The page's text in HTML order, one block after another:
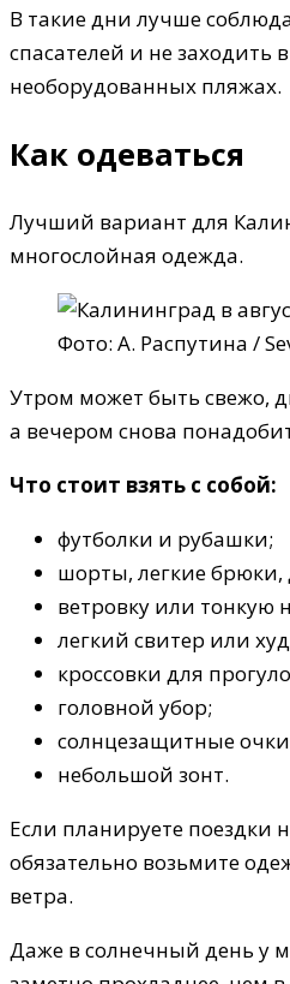
В такие дни лучше
спасателей и не заходить
необорудованных пляжах.
Как одеваться
Лучший вариант для
многослойная одежда.
Фото: А. Распутина /
Утром может быть свежо,
а вечером снова
Что стоит взять с собой:
футболки и рубашки;
шорты, легкие
ветровку или тонкую
легкий свитер или
кроссовки для
головной убор;
солнцезащитные
небольшой зонт.
Если планируете поездки
обязательно возьмите
ветра.
Даже в солнечный день у